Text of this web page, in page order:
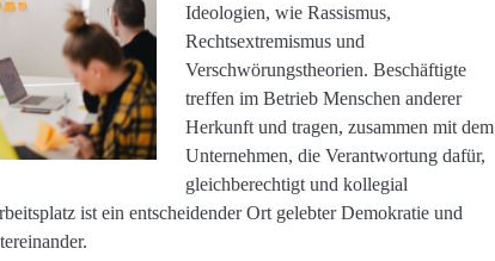
Ideologien, wie Rassismus,
Rechtsextremismus und
Verschwörungstheorien. Beschäftigte
treffen im Betrieb Menschen anderer
Herkunft und tragen, zusammen mit dem
Unternehmen, die Verantwortung dafür,
gleichberechtigt und kollegial
ist ein entscheidender Ort gelebter Demokratie und